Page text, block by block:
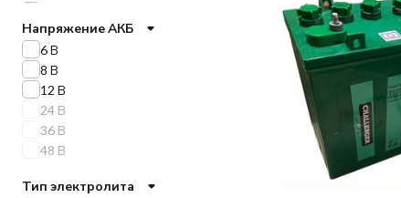
SKN
Напряжение АКБ
6 В
8 В
12 В
24 В
36 В
48 В
Тип электролита